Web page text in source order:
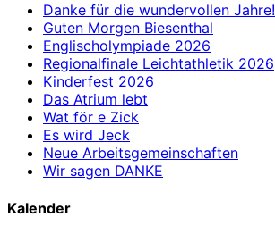
Danke für die wundervollen Jahre!
Guten Morgen Biesenthal
Englischolympiade 2026
Regionalfinale Leichtathletik 2026
Kinderfest 2026
Das Atrium lebt
Wat för e Zick
Es wird Jeck
Neue Arbeitsgemeinschaften
Wir sagen DANKE
Kalender